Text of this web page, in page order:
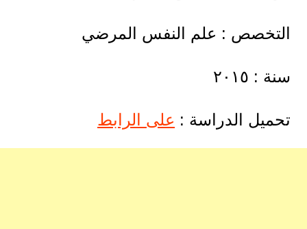
التخصص : علم النفس المرضي
سنة : ٢٠١٥
تحميل الدراسة : على الرابط